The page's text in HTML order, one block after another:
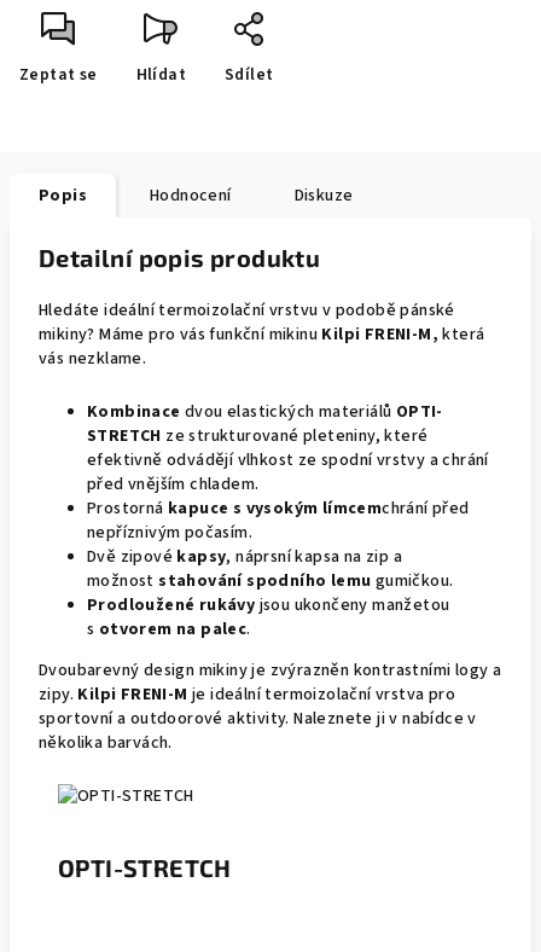
Zeptat se Hlídat Sdílet
Popis Hodnocení Diskuze
Detailní popis produktu
Hledáte ideální termoizolační vrstvu v podobě pánské
mikiny? Máme pro vás funkční mikinu Kilpi FRENI-M, která
vás nezklame.
Kombinace dvou elastických materiálů OPTI-
STRETCH ze strukturované pleteniny, které
efektivně odvádějí vlhkost ze spodní vrstvy a chrání
před vnějším chladem.
Prostorná kapuce s vysokým límcemchrání před
nepříznivým počasím.
Dvě zipové kapsy, náprsní kapsa na zip a
možnost stahování spodního lemu gumičkou.
Prodloužené rukávyjsou ukončeny manžetou
s otvorem na palec.
Dvoubarevný design mikiny je zvýrazněn kontrastními logy a
zipy. Kilpi FRENI-M je ideální termoizolační vrstva pro
sportovní a outdoorové aktivity. Naleznete ji v nabídce v
několika barvách.
OPTI-STRETCH